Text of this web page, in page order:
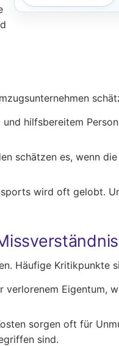
hilfsbereitem
schätzen es, wenn
wird oft gelobt.
Häufige Kritikpunkte
Eigentum,
sorgen oft für
sind.